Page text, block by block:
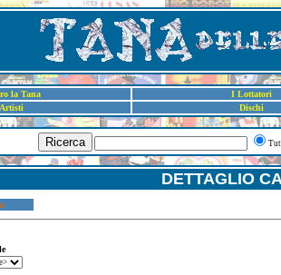
la Tana I Lottatori
Artisti Dischi
Ricerca
DETTAGLIO